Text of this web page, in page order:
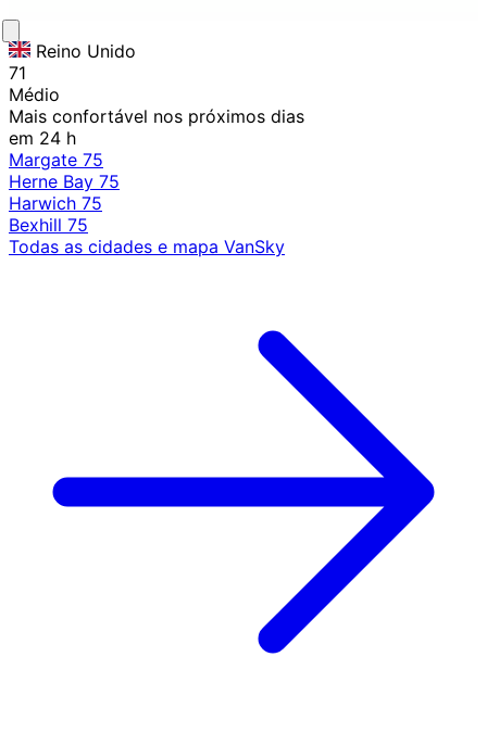
Reino Unido
71
Médio
Mais confortável nos próximos dias
em 24 h
Margate 75
Herne Bay 75
Harwich 75
Bexhill 75
Todas as cidades e mapa VanSky